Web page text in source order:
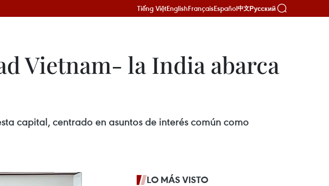
Tiếng ViệtEnglishFrançaisEspañol中文Русский
Vietnam- la India abarca
capital, centrado en asuntos de interés común como
LO MÁS VISTO